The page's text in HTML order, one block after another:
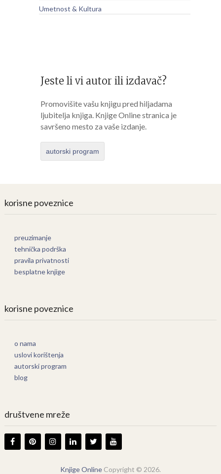
Umetnost & Kultura
Jeste li vi autor ili izdavač?
Promovišite vašu knjigu pred hiljadama
ljubitelja knjiga. Knjige Online stranica je
savršeno mesto za vaše izdanje.
autorski program
korisne poveznice
preuzimanje
tehnička podrška
pravila privatnosti
besplatne knjige
korisne poveznice
o nama
uslovi korištenja
autorski program
blog
društvene mreže
Knjige OnlineCopyright © 2026.